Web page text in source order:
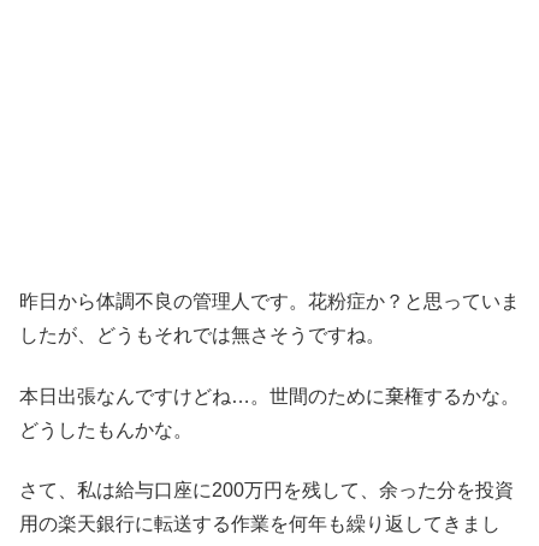
昨日から体調不良の管理人です。花粉症か？と思っていま
したが、どうもそれでは無さそうですね。
本日出張なんですけどね…。世間のために棄権するかな。
どうしたもんかな。
さて、私は給与口座に200万円を残して、余った分を投資
用の楽天銀行に転送する作業を何年も繰り返してきまし